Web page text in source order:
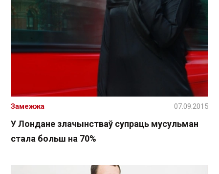
У Лондане злачынстваў супраць мусульман
стала больш на 70%
Замежжа 07.09.2015